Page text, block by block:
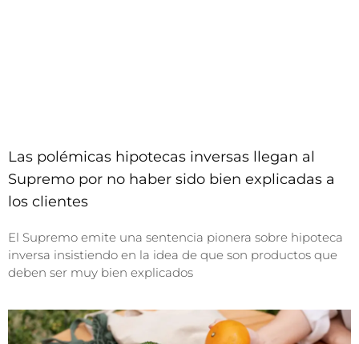
Las polémicas hipotecas inversas llegan al
Supremo por no haber sido bien explicadas a
los clientes
El Supremo emite una sentencia pionera sobre hipoteca
inversa insistiendo en la idea de que son productos que
deben ser muy bien explicados